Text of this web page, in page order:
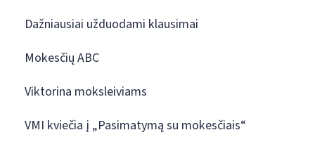
Dažniausiai užduodami klausimai
Mokesčių ABC
Viktorina moksleiviams
VMI kviečia į „Pasimatymą su mokesčiais“